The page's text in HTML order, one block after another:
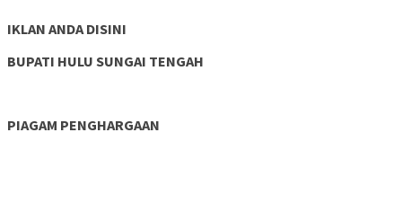
IKLAN ANDA DISINI
BUPATI HULU SUNGAI TENGAH
PIAGAM PENGHARGAAN